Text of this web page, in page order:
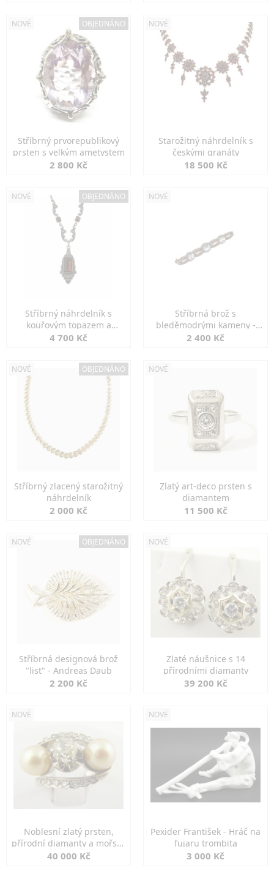
NOVÉ OBJEDNÁNO
Stříbrný prvorepublikový
prsten s velkým ametystem
2 800 Kč
NOVÉ
Starožitný náhrdelník s
českými granáty
18 500 Kč
NOVÉ OBJEDNÁNO
Stříbrný náhrdelník s
kouřovým topazem a
markazity
4 700 Kč
NOVÉ
Stříbrná brož s
bleděmodrými kameny -
jemná elegance
2 400 Kč
NOVÉ OBJEDNÁNO
Stříbrný zlacený starožitný
náhrdelník
2 000 Kč
NOVÉ
Zlatý art-deco prsten s
diamantem
11 500 Kč
NOVÉ OBJEDNÁNO
Stříbrná designová brož
"list" - Andreas Daub
2 200 Kč
NOVÉ
Zlaté náušnice s 14
přírodními diamanty
39 200 Kč
NOVÉ
Noblesní zlatý prsten,
přírodní diamanty a mořské
perly
40 000 Kč
NOVÉ
Pexider František - Hráč na
fujaru trombita
3 000 Kč